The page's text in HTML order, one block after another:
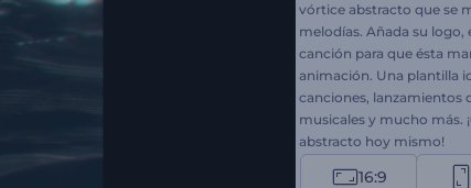
vórtice abstracto que se
melodías. Añada su logo,
canción para que ésta
animación. Una plantilla
canciones, lanzamientos
musicales y mucho más.
abstracto hoy mismo!
16:9